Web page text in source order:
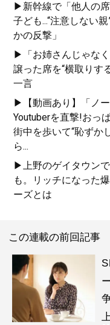
▶新幹線で「他人の
子ども...“注意しない
かの反撃」
▶「お姉さんじゃな
譲った席を“横取りす
一言
▶【動画あり】「ノ
Youtuberを直撃!おっ
街中を歩いて“恥ずか
ら...
▶上野のゲイタウン
も。リッチになった
ーズとは
この連載の前回記事